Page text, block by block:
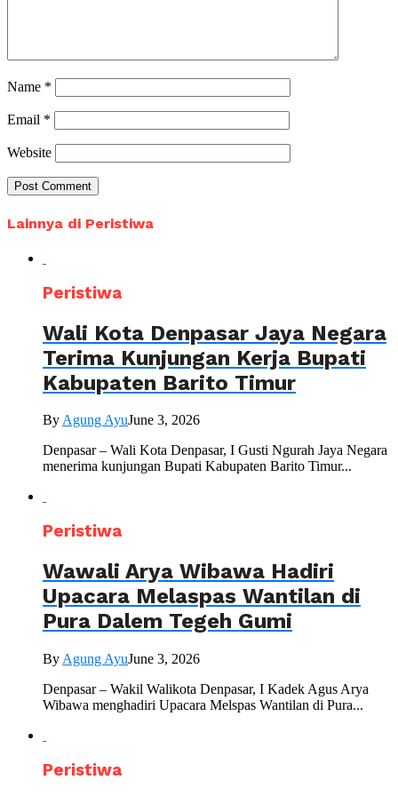
Name *
Email *
Website
Lainnya di Peristiwa
Peristiwa
Wali Kota Denpasar Jaya Negara
Terima Kunjungan Kerja Bupati
Kabupaten Barito Timur
ByAgung AyuJune 3, 2026
Denpasar – Wali Kota Denpasar, I Gusti Ngurah Jaya Negara
menerima kunjungan Bupati Kabupaten Barito Timur...
Peristiwa
Wawali Arya Wibawa Hadiri
Upacara Melaspas Wantilan di
Pura Dalem Tegeh Gumi
By Agung AyuJune 3, 2026
Denpasar – Wakil Walikota Denpasar, I Kadek Agus Arya
Wibawa menghadiri Upacara Melspas Wantilan di Pura...
Peristiwa